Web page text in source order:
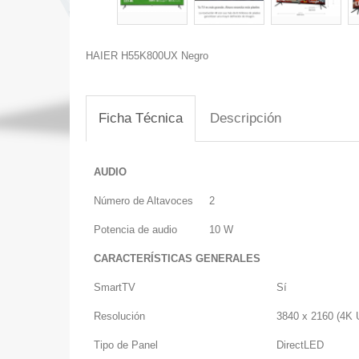
HAIER H55K800UX Negro
Ficha Técnica Descripción
AUDIO
Número de Altavoces 2
Potencia de audio 10 W
CARACTERÍSTICAS GENERALES
SmartTV Sí
Resolución 3840 x 2160 (4K
Tipo de Panel DirectLED